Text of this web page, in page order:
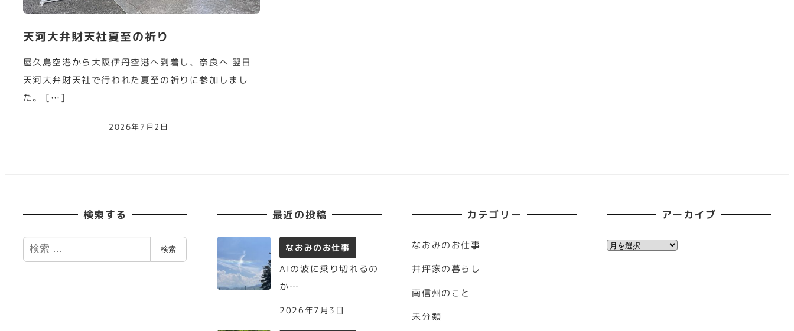
天河大弁財天社夏至の祈り
屋久島空港から大阪伊丹空港へ到着し、奈良へ 翌日
天河大弁財天社で行われた夏至の祈りに参加しまし
た。 […]
2026年7月2日
検索する
検
索
検索
最近の投稿
なおみのお仕事
AIの波に乗り切れるの
か…
2026年7月3日
カテゴリー
なおみのお仕事
井坪家の暮らし
南信州のこと
未分類
アーカイブ
ア